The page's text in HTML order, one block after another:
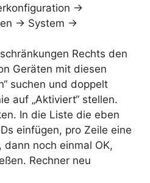
→
→ System →
Rechts den
Geräten mit diesen
suchen und doppelt
auf „Aktiviert“ stellen.
In die Liste die eben
einfügen, pro Zeile eine
dann noch einmal OK,
Rechner neu